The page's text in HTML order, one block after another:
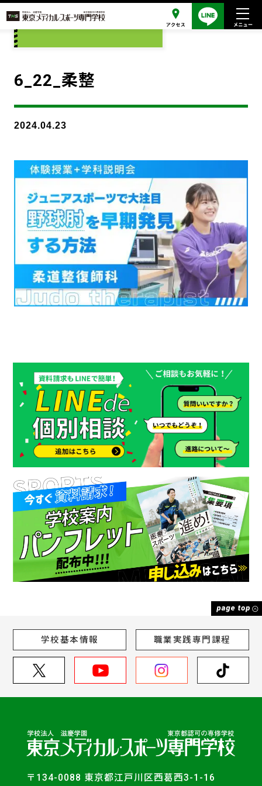
添付ファイル
6_22_柔整
2024.04.23
学校基本情報 職業実践専門課程
〒134-0088 東京都江戸川区西葛西3-1-16